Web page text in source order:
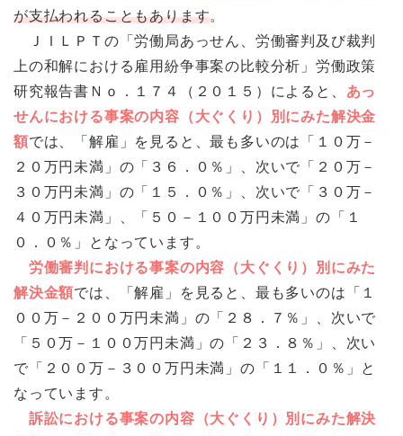
が支払われることもあります。
ＪＩＬＰＴの「労働局あっせん、労働審判及び裁判
上の和解における雇用紛争事案の比較分析」労働政策
研究報告書Ｎｏ．１７４（２０１５）によると、 あっ
せんにおける事案の内容（大ぐくり）別にみた解決金
額では、「解雇」を見ると、最も多いのは「１０万－
２０万円未満」の「３６．０％」、次いで「２０万－
３０万円未満」の「１５．０％」、次いで「３０万－
４０万円未満」、「５０－１００万円未満」の「１
０．０％」となっています。
労働審判における事案の内容（大ぐくり）別にみた
解決金額では、「解雇」を見ると、最も多いのは「１
００万－２００万円未満」の「２８．７％」、次いで
「５０万－１００万円未満」の「２３．８％」、次い
で「２００万－３００万円未満」の「１１．０％」と
なっています。
訴訟における事案の内容（大ぐくり）別にみた解決